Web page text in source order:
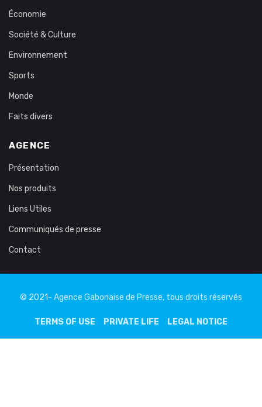
Économie
Société & Culture
Environnement
Sports
Monde
Faits divers
AGENCE
Présentation
Nos produits
Liens Utiles
Communiqués de presse
Contact
© 2021- Agence Gabonaise de Presse, tous droits réservés
TERMS OF USE PRIVATE LIFE LEGAL NOTICE